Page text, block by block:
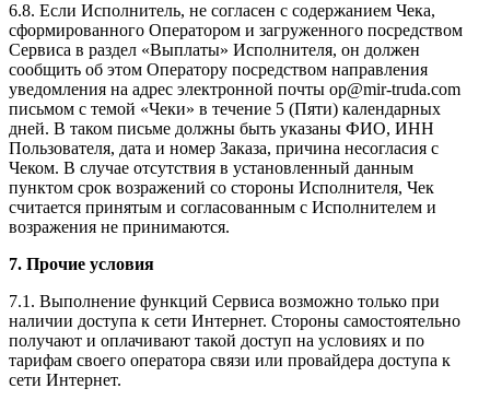
6.8. Если Исполнитель, не согласен с содержанием Чека,
сформированного Оператором и загруженного посредством
Сервиса в раздел «Выплаты» Исполнителя, он должен
сообщить об этом Оператору посредством направления
уведомления на адрес электронной почты op@mir-truda.com
письмом с темой «Чеки» в течение 5 (Пяти) календарных
дней. В таком письме должны быть указаны ФИО, ИНН
Пользователя, дата и номер Заказа, причина несогласия с
Чеком. В случае отсутствия в установленный данным
пунктом срок возражений со стороны Исполнителя, Чек
считается принятым и согласованным с Исполнителем и
возражения не принимаются.
7. Прочие условия
7.1. Выполнение функций Сервиса возможно только при
наличии доступа к сети Интернет. Стороны самостоятельно
получают и оплачивают такой доступ на условиях и по
тарифам своего оператора связи или провайдера доступа к
сети Интернет.